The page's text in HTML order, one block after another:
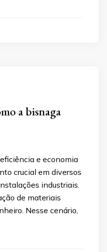
a bisnaga
e economia
crucial em diversos
industriais.
de materiais
Nesse cenário,